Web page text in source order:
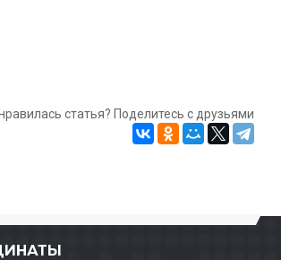
статья? Поделитесь с друзьями